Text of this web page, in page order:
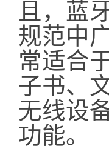
且，蓝
规范中
常适合
子书、
无线设
功能。